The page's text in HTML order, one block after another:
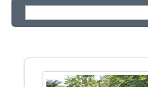
Formulário de